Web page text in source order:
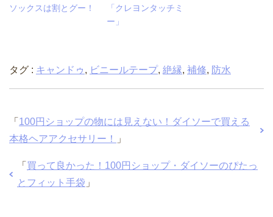
ソックスは割とグー！
「クレヨンタッチミ
ー」
タグ : キャンドゥ , ビニールテープ, 絶縁, 補修, 防水
「 100円ショップの物には見えない！ダイソーで買える
本格ヘアアクセサリー！
」
「 買って良かった！100円ショップ・ダイソーのぴたっ
とフィット手袋 」